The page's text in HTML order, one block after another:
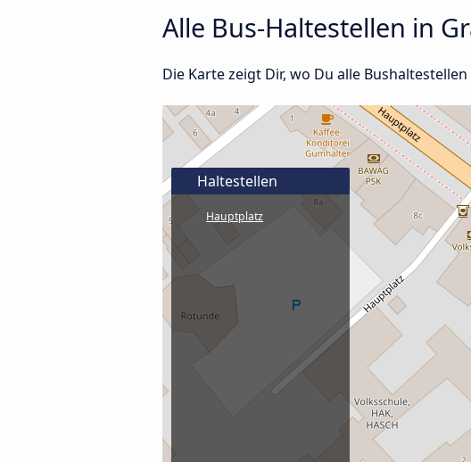
Alle Bus-Haltestellen in
Die Karte zeigt Dir, wo Du alle
Haltestellen
Hauptplatz